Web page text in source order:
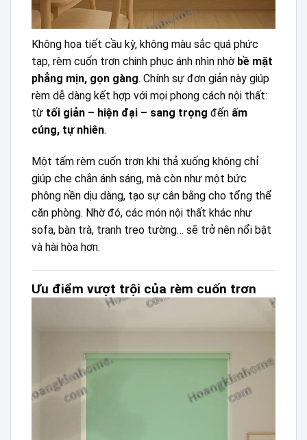
Không họa tiết cầu kỳ, không màu sắc quá phức
tạp, rèm cuốn trơn chinh phục ánh nhìn nhờ bề mặt
phẳng mịn, gọn gàng. Chính sự đơn giản này giúp
rèm dễ dàng kết hợp với mọi phong cách nội thất:
từ tối giản – hiện đại – sang trọng đến ấm
cúng, tự nhiên.
Một tấm rèm cuốn trơn khi thả xuống không chỉ
giúp che chắn ánh sáng, mà còn như một bức
phông nền dịu dàng, tạo sự cân bằng cho tổng thể
căn phòng. Nhờ đó, các món nội thất khác như
sofa, bàn trà, tranh treo tường… sẽ trở nên nổi bật
và hài hòa hơn.
Ưu điểm vượt trội của rèm cuốn trơn